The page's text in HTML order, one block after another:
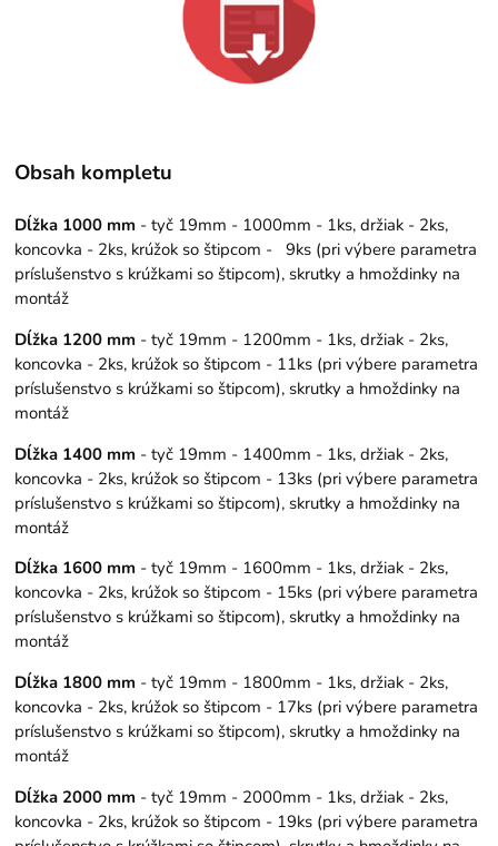
Obsah kompletu
Dĺžka 1000 mm - tyč 19mm - 1000mm - 1ks, držiak - 2ks,
koncovka - 2ks, krúžok so štipcom - 9ks (pri výbere parametra
príslušenstvo s krúžkami so štipcom), skrutky a hmoždinky na
montáž
Dĺžka 1200 mm - tyč 19mm - 1200mm - 1ks, držiak - 2ks,
koncovka - 2ks, krúžok so štipcom - 11ks (pri výbere parametra
príslušenstvo s krúžkami so štipcom), skrutky a hmoždinky na
montáž
Dĺžka 1400 mm - tyč 19mm - 1400mm - 1ks, držiak - 2ks,
koncovka - 2ks, krúžok so štipcom - 13ks (pri výbere parametra
príslušenstvo s krúžkami so štipcom), skrutky a hmoždinky na
montáž
Dĺžka 1600 mm - tyč 19mm - 1600mm - 1ks, držiak - 2ks,
koncovka - 2ks, krúžok so štipcom - 15ks (pri výbere parametra
príslušenstvo s krúžkami so štipcom), skrutky a hmoždinky na
montáž
Dĺžka 1800 mm - tyč 19mm - 1800mm - 1ks, držiak - 2ks,
koncovka - 2ks, krúžok so štipcom - 17ks (pri výbere parametra
príslušenstvo s krúžkami so štipcom), skrutky a hmoždinky na
montáž
Dĺžka 2000 mm - tyč 19mm - 2000mm - 1ks, držiak - 2ks,
koncovka - 2ks, krúžok so štipcom - 19ks (pri výbere parametra